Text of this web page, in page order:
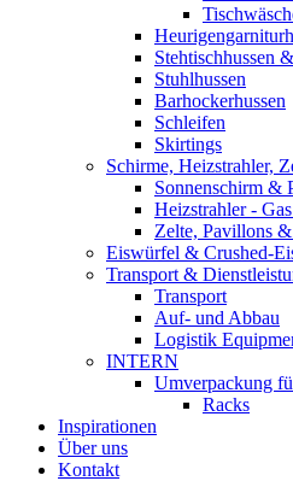
Stehtischhussen
Stuhlhussen
Barhockerhussen
Schleifen
Skirtings
Schirme, Heizstrahler,
Sonnenschirm &
Heizstrahler -
Zelte, Pavillons
Eiswürfel & Crushed-
Transport &
Transport
Auf- und Abbau
Logistik
INTERN
Umverpackung
Racks
Inspirationen
Über uns
Kontakt